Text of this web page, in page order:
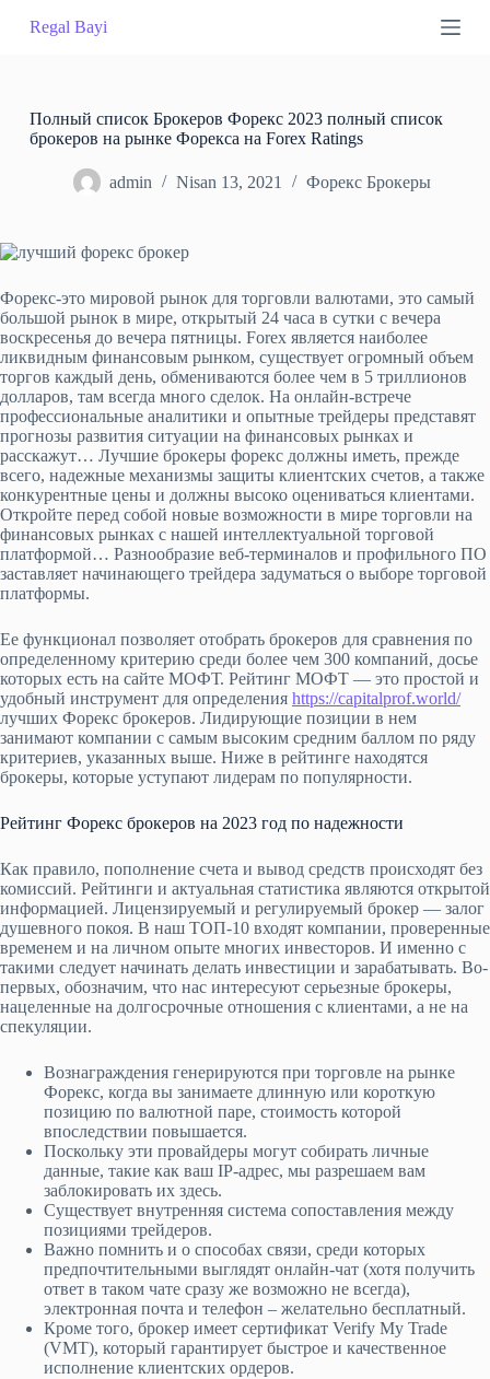
S
o
t
Regal Bayi
Полный cписок Брокеров Форекс 2023 полный список
брокеров на рынке Форекса на Forex Ratings
admin Nisan 13, 2021 Форекс Брокеры
Форекс-это мировой рынок для торговли валютами, это самый
большой рынок в мире, открытый 24 часа в сутки с вечера
воскресенья до вечера пятницы. Forex является наиболее
ликвидным финансовым рынком, существует огромный объем
торгов каждый день, обмениваются более чем в 5 триллионов
долларов, там всегда много сделок. На онлайн-встрече
профессиональные аналитики и опытные трейдеры представят
прогнозы развития ситуации на финансовых рынках и
расскажут… Лучшие брокеры форекс должны иметь, прежде
всего, надежные механизмы защиты клиентских счетов, а также
конкурентные цены и должны высоко оцениваться клиентами.
Откройте перед собой новые возможности в мире торговли на
финансовых рынках с нашей интеллектуальной торговой
платформой… Разнообразие веб-терминалов и профильного ПО
заставляет начинающего трейдера задуматься о выборе торговой
платформы.
Ее функционал позволяет отобрать брокеров для сравнения по
определенному критерию среди более чем 300 компаний, досье
которых есть на сайте МОФТ. Рейтинг МОФТ — это простой и
удобный инструмент для определения https://capitalprof.world/
лучших Форекс брокеров. Лидирующие позиции в нем
занимают компании с самым высоким средним баллом по ряду
критериев, указанных выше. Ниже в рейтинге находятся
брокеры, которые уступают лидерам по популярности.
Рейтинг Форекс брокеров на 2023 год по надежности
Как правило, пополнение счета и вывод средств происходят без
комиссий. Рейтинги и актуальная статистика являются открытой
информацией. Лицензируемый и регулируемый брокер — залог
душевного покоя. В наш ТОП-10 входят компании, проверенные
временем и на личном опыте многих инвесторов. И именно с
такими следует начинать делать инвестиции и зарабатывать. Во-
первых, обозначим, что нас интересуют серьезные брокеры,
нацеленные на долгосрочные отношения с клиентами, а не на
спекуляции.
Вознаграждения генерируются при торговле на рынке
Форекс, когда вы занимаете длинную или короткую
позицию по валютной паре, стоимость которой
впоследствии повышается.
Поскольку эти провайдеры могут собирать личные
данные, такие как ваш IP-адрес, мы разрешаем вам
заблокировать их здесь.
Существует внутренняя система сопоставления между
позициями трейдеров.
Важно помнить и о способах связи, среди которых
предпочтительными выглядят онлайн-чат (хотя получить
ответ в таком чате сразу же возможно не всегда),
электронная почта и телефон – желательно бесплатный.
Кроме того, брокер имеет сертификат Verify My Trade
(VMT), который гарантирует быстрое и качественное
исполнение клиентских ордеров.